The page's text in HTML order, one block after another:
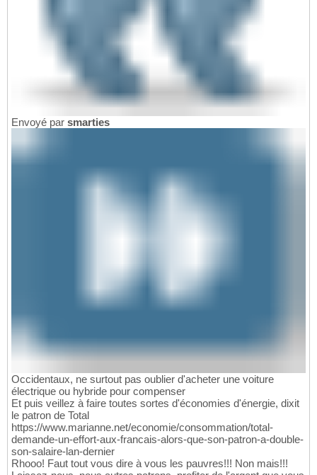
Envoyé par smarties
Occidentaux, ne surtout pas oublier d'acheter une voiture
électrique ou hybride pour compenser
Et puis veillez à faire toutes sortes d'économies d'énergie, dixit
le patron de Total
https://www.marianne.net/economie/consommation/total-
demande-un-effort-aux-francais-alors-que-son-patron-a-double-
son-salaire-lan-dernier
Rhooo! Faut tout vous dire à vous les pauvres!!! Non mais!!!